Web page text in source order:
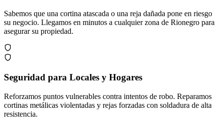
Sabemos que una cortina atascada o una reja dañada pone en riesgo
su negocio. Llegamos en minutos a cualquier zona de Rionegro para
asegurar su propiedad.
Seguridad para Locales y Hogares
Reforzamos puntos vulnerables contra intentos de robo. Reparamos
cortinas metálicas violentadas y rejas forzadas con soldadura de alta
resistencia.